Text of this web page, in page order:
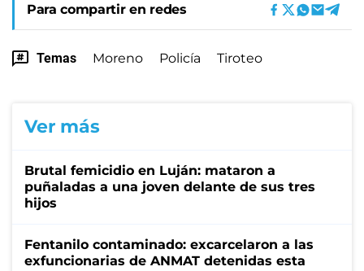
Para compartir en redes
Temas Moreno Policía Tiroteo
Ver más
Brutal femicidio en Luján: mataron a
puñaladas a una joven delante de sus tres
hijos
Fentanilo contaminado: excarcelaron a las
exfuncionarias de ANMAT detenidas esta